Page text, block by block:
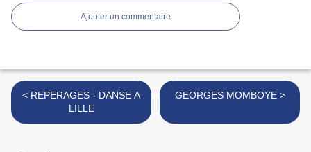
Ajouter un commentaire
< REPERAGES - DANSE A
LILLE
GEORGES MOMBOYE >